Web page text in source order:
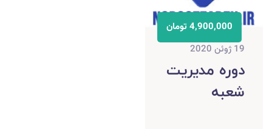
4,900,000 تومان
19 ژوئن 2020
دوره مدیریت
شعبه